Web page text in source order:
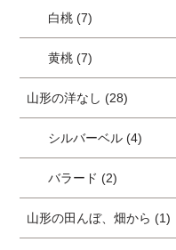
白桃 (7)
黄桃 (7)
山形の洋なし (28)
シルバーベル (4)
バラード (2)
山形の田んぼ、畑から (1)